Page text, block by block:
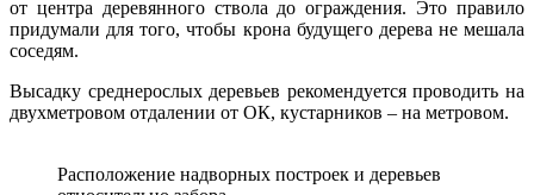
от центра деревянного ствола до ограждения. Это правило
придумали для того, чтобы крона будущего дерева не мешала
соседям.
Высадку среднерослых деревьев рекомендуется проводить на
двухметровом отдалении от ОК, кустарников – на метровом.
Расположение надворных построек и деревьев